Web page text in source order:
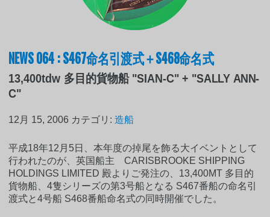
NEWS 064 : S467命名引渡式＋S468命名式
13,400tdw 多目的貨物船 "SIAN-C" + "SALLY ANN-
C"
12月 15, 2006 カテゴリ:造船
平成18年12月5日、本年度の掉尾を飾る大イベントとして
行われたのが、英国船主 CARISBROOKE SHIPPING
HOLDINGS LIMITED 殿よりご発注の、13,400MT 多目的
貨物船、4隻シリーズの第3号船となる S467番船の命名引
渡式と4号船 S468番船命名式の同時開催でした。